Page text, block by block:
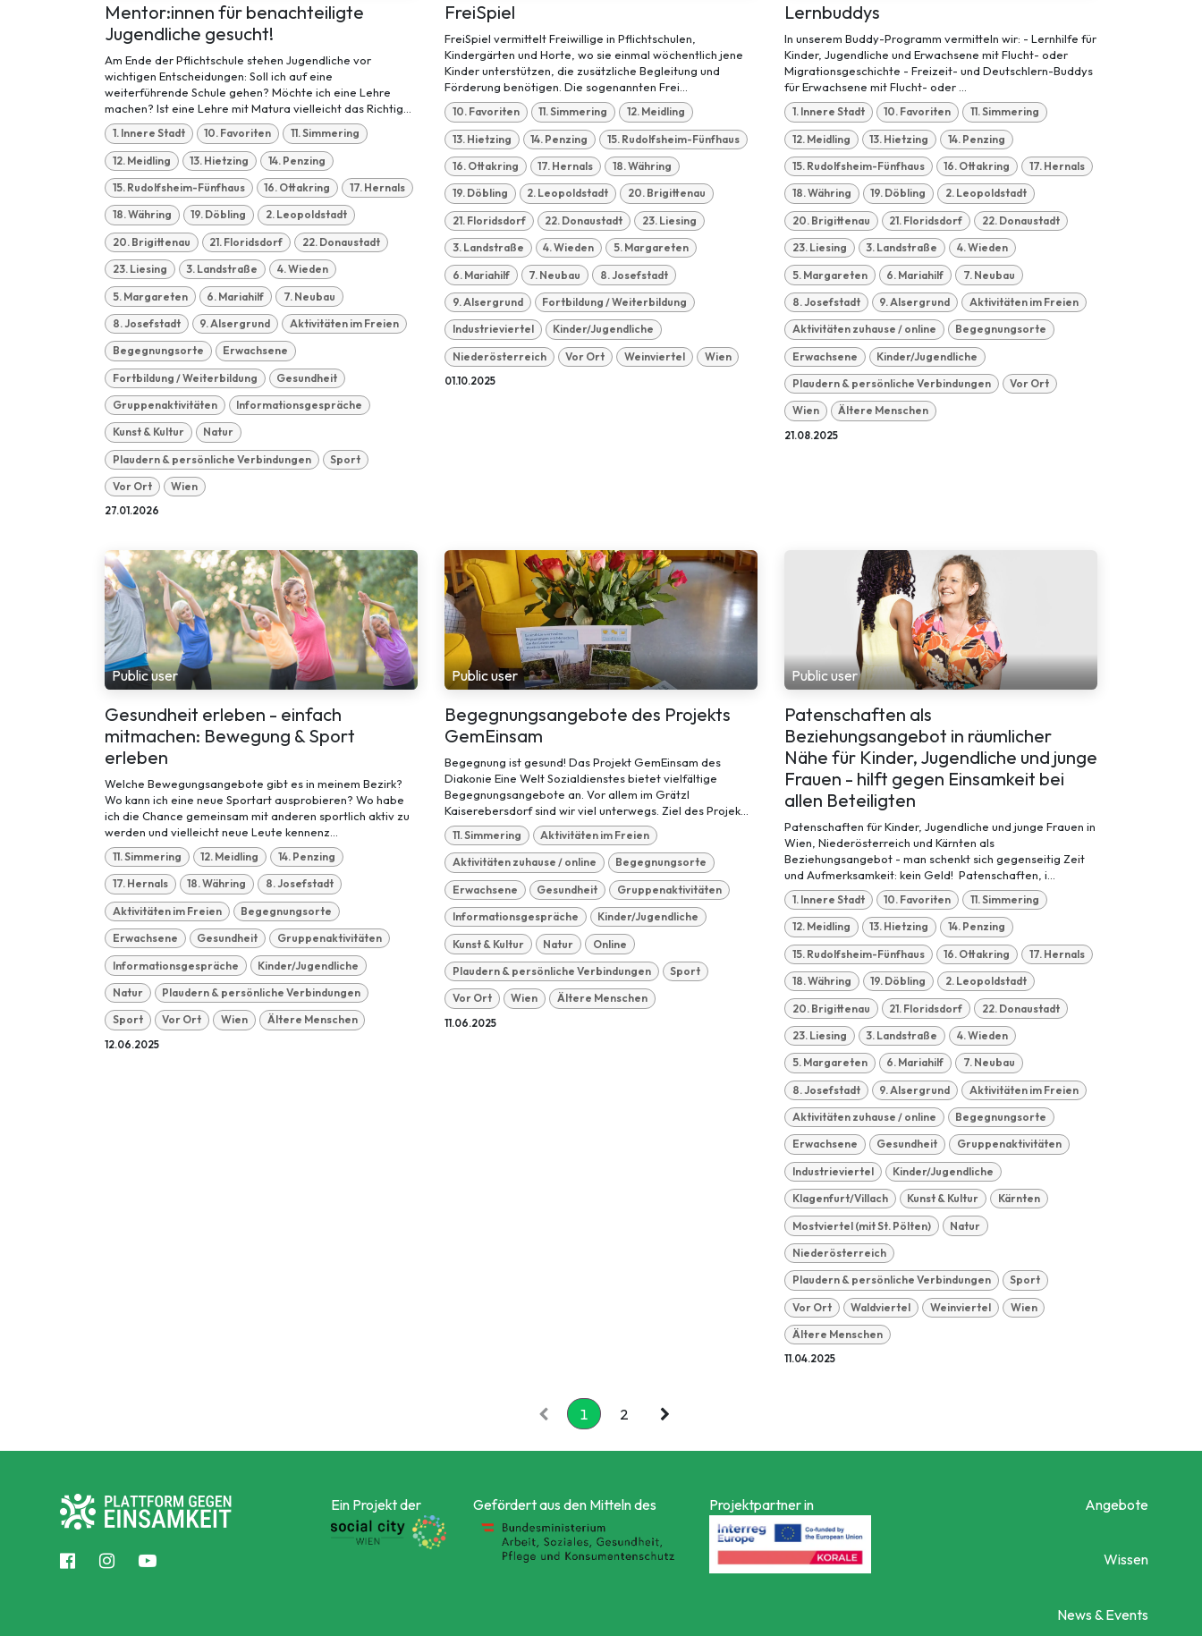
Mentor:innen für benachteiligte
Jugendliche gesucht!
Am Ende der Pflichtschule stehen Jugendliche vor
wichtigen Entscheidungen: Soll ich auf eine
weiterführende Schule gehen? Möchte ich eine Lehre
machen? Ist eine Lehre mit Matura vielleicht das Richtig...
1. Innere Stadt 10. Favoriten 11. Simmering
12. Meidling 13. Hietzing 14. Penzing
15. Rudolfsheim-Fünfhaus 16. Ottakring 17. Hernals
18. Währing 19. Döbling 2. Leopoldstadt
20. Brigittenau 21. Floridsdorf 22. Donaustadt
23. Liesing 3. Landstraße 4. Wieden
5. Margareten 6. Mariahilf 7. Neubau
8. Josefstadt 9. Alsergrund Aktivitäten im Freien
Begegnungsorte Erwachsene
Fortbildung / Weiterbildung Gesundheit
Gruppenaktivitäten Informationsgespräche
Kunst & Kultur Natur
Plaudern & persönliche Verbindungen Sport
Vor Ort Wien
27.01.2026
FreiSpiel
FreiSpiel vermittelt Freiwillige in Pflichtschulen,
Kindergärten und Horte, wo sie einmal wöchentlich jene
Kinder unterstützen, die zusätzliche Begleitung und
Förderung benötigen. Die sogenannten Frei...
10. Favoriten 11. Simmering 12. Meidling
13. Hietzing 14. Penzing 15. Rudolfsheim-Fünfhaus
16. Ottakring 17. Hernals 18. Währing
19. Döbling 2. Leopoldstadt 20. Brigittenau
21. Floridsdorf 22. Donaustadt 23. Liesing
3. Landstraße 4. Wieden 5. Margareten
6. Mariahilf 7. Neubau 8. Josefstadt
9. Alsergrund Fortbildung / Weiterbildung
Industrieviertel Kinder/Jugendliche
Niederösterreich Vor Ort Weinviertel Wien
01.10.2025
Lernbuddys
In unserem Buddy-Programm vermitteln wir: - Lernhilfe für
Kinder, Jugendliche und Erwachsene mit Flucht- oder
Migrationsgeschichte - Freizeit- und Deutschlern-Buddys
für Erwachsene mit Flucht- oder ...
1. Innere Stadt 10. Favoriten 11. Simmering
12. Meidling 13. Hietzing 14. Penzing
15. Rudolfsheim-Fünfhaus 16. Ottakring 17. Hernals
18. Währing 19. Döbling 2. Leopoldstadt
20. Brigittenau 21. Floridsdorf 22. Donaustadt
23. Liesing 3. Landstraße 4. Wieden
5. Margareten 6. Mariahilf 7. Neubau
8. Josefstadt 9. Alsergrund Aktivitäten im Freien
Aktivitäten zuhause / online Begegnungsorte
Erwachsene Kinder/Jugendliche
Plaudern & persönliche Verbindungen Vor Ort
Wien Ältere Menschen
21.08.2025
Public user
Gesundheit erleben - einfach
mitmachen: Bewegung & Sport
erleben
Welche Bewegungsangebote gibt es in meinem Bezirk?
Wo kann ich eine neue Sportart ausprobieren? Wo habe
ich die Chance gemeinsam mit anderen sportlich aktiv zu
werden und vielleicht neue Leute kennenz...
11. Simmering 12. Meidling 14. Penzing
17. Hernals 18. Währing 8. Josefstadt
Aktivitäten im Freien Begegnungsorte
Erwachsene Gesundheit Gruppenaktivitäten
Informationsgespräche Kinder/Jugendliche
Natur Plaudern & persönliche Verbindungen
Sport Vor Ort Wien Ältere Menschen
12.06.2025
Public user
Begegnungsangebote des Projekts
GemEinsam
Begegnung ist gesund! Das Projekt GemEinsam des
Diakonie Eine Welt Sozialdienstes bietet vielfältige
Begegnungsangebote an. Vor allem im Grätzl
Kaiserebersdorf sind wir viel unterwegs. Ziel des Projek...
11. Simmering Aktivitäten im Freien
Aktivitäten zuhause / online Begegnungsorte
Erwachsene Gesundheit Gruppenaktivitäten
Informationsgespräche Kinder/Jugendliche
Kunst & Kultur Natur Online
Plaudern & persönliche Verbindungen Sport
Vor Ort Wien Ältere Menschen
11.06.2025
Public user
Patenschaften als
Beziehungsangebot in räumlicher
Nähe für Kinder, Jugendliche und junge
Frauen - hilft gegen Einsamkeit bei
allen Beteiligten
Patenschaften für Kinder, Jugendliche und junge Frauen in
Wien, Niederösterreich und Kärnten als
Beziehungsangebot - man schenkt sich gegenseitig Zeit
und Aufmerksamkeit: kein Geld! Patenschaften, i...
1. Innere Stadt 10. Favoriten 11. Simmering
12. Meidling 13. Hietzing 14. Penzing
15. Rudolfsheim-Fünfhaus 16. Ottakring 17. Hernals
18. Währing 19. Döbling 2. Leopoldstadt
20. Brigittenau 21. Floridsdorf 22. Donaustadt
23. Liesing 3. Landstraße 4. Wieden
5. Margareten 6. Mariahilf 7. Neubau
8. Josefstadt 9. Alsergrund Aktivitäten im Freien
Aktivitäten zuhause / online Begegnungsorte
Erwachsene Gesundheit Gruppenaktivitäten
Industrieviertel Kinder/Jugendliche
Klagenfurt/Villach Kunst & Kultur Kärnten
Mostviertel (mit St. Pölten) Natur
Niederösterreich
Plaudern & persönliche Verbindungen Sport
Vor Ort Waldviertel Weinviertel Wien
Ältere Menschen
11.04.2025
1 2
Ein Projekt der Gefördert aus den Mitteln des Projektpartner in Angebote
Wissen
News & Events